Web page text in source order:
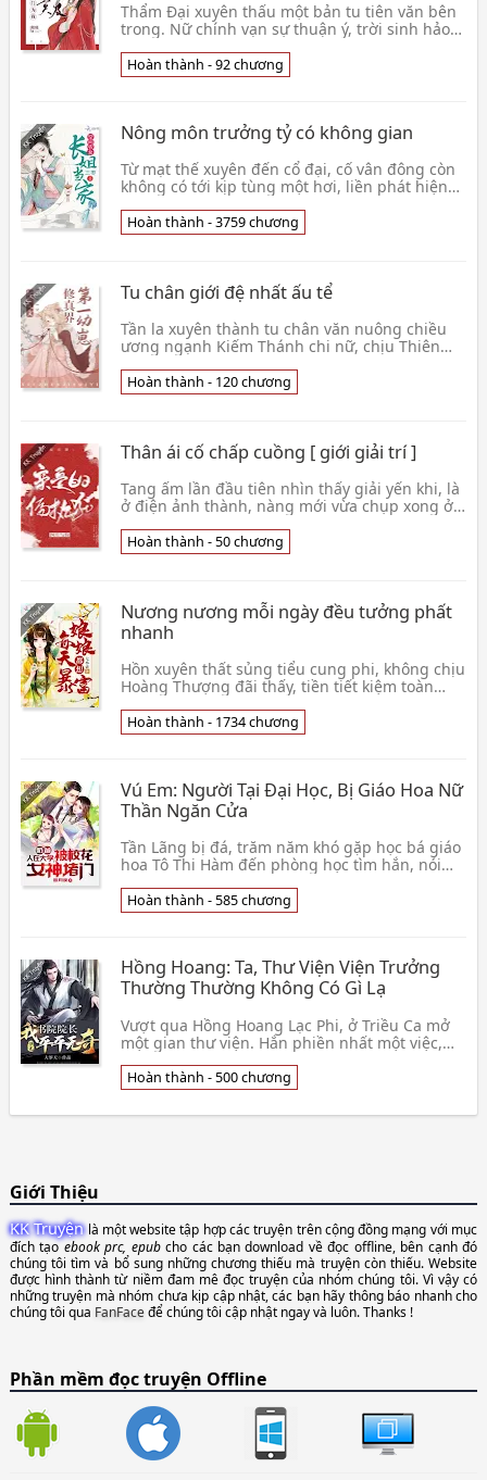
Thẩm Đại xuyên thấu một bản tu tiên văn bên
trong. Nữ chính vạn sự thuận ý, trời sinh hảo
bảo, g👦 Tùng Đình
Hoàn thành - 92 chương
Nông môn trưởng tỷ có không gian
Từ mạt thế xuyên đến cổ đại, cố vân đông còn
không có tới kịp tùng một hơi, liền phát hiện
đường. Mà bọ👦 Tam Táo
Hoàn thành - 3759 chương
Tu chân giới đệ nhất ấu tể
Tần la xuyên thành tu chân văn nuông chiều
ương ngạnh Kiếm Thánh chi nữ, chịu Thiên
nhân vật giả th👦 Kỷ Anh
Hoàn thành - 120 chương
Thân ái cố chấp cuồng [ giới giải trí ]
Tang ấm lần đầu tiên nhìn thấy giải yến khi, là
ở điện ảnh thành, nàng mới vừa chụp xong ở
kh👦 Tứ Nguyệt Dữ Nhĩ
Hoàn thành - 50 chương
Nương nương mỗi ngày đều tưởng phất
nhanh
Hồn xuyên thất sủng tiểu cung phi, không chịu
Hoàng Thượng đãi thấy, tiền tiết kiệm toàn
tỏ vẻ,👦 Thất Tiểu Âm
Hoàn thành - 1734 chương
Vú Em: Người Tại Đại Học, Bị Giáo Hoa Nữ
Thần Ngăn Cửa
Tần Lãng bị đá, trăm năm khó gặp học bá giáo
hoa Tô Thi Hàm đến phòng học tìm hắn, nói
trường h👦 Yêu Nguyệt Dạ
Hoàn thành - 585 chương
Hồng Hoang: Ta, Thư Viện Viện Trưởng
Thường Thường Không Có Gì Lạ
Vượt qua Hồng Hoang Lạc Phi, ở Triều Ca mở
một gian thư viện. Hắn phiền nhất một việc,
muốn bái hắn làm thầy quá nhiều người,
nhiều đến Tam 👦 Đại La Thiên
Hoàn thành - 500 chương
Giới Thiệu
KK Truyệnlà một website tập hợp các truyện trên cộng đồng mạng với mục
đích tạo ebook prc, epubcho các bạn download về đọc offline, bên cạnh đó
chúng tôi tìm và bổ sung những chương thiếu mà truyện còn thiếu. Website
được hình thành từ niềm đam mê đọc truyện của nhóm chúng tôi. Vì vậy có
những truyện mà nhóm chưa kịp cập nhật, các bạn hãy thông báo nhanh cho
chúng tôi qua FanFaceđể chúng tôi cập nhật ngay và luôn. Thanks !
Phần mềm đọc truyện Offline